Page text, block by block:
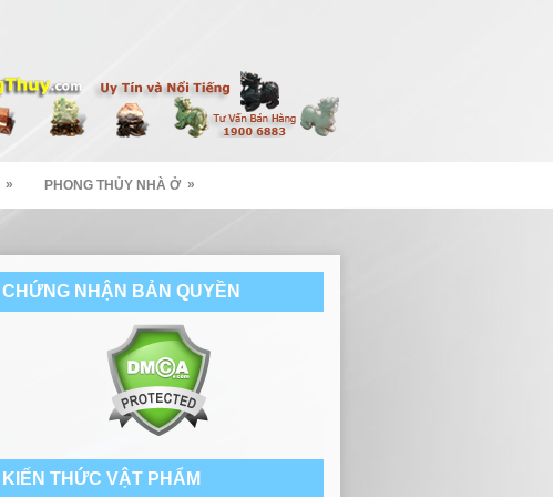
» PHONG THỦY NHÀ Ở »
CHỨNG NHẬN BẢN QUYỀN
KIẾN THỨC VẬT PHẨM